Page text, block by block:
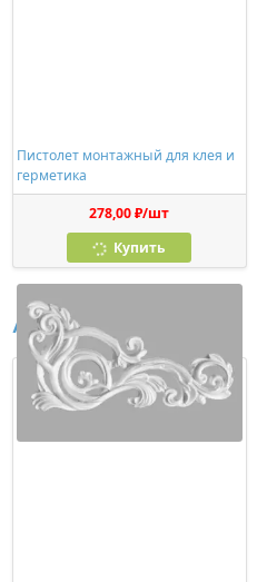
Пистолет монтажный для клея и
герметика
278,00 ₽/шт
Купить
Аналоги